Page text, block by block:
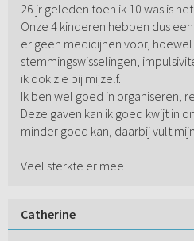
26 jr geleden toen ik 10 was is
Onze 4 kinderen hebben dus
er geen medicijnen voor,
stemmingswisselingen,
ik ook zie bij mijzelf.
Ik ben wel goed in organiseren,
Deze gaven kan ik goed kwijt in
minder goed kan, daarbij vult
Veel sterkte er mee!
Catherine